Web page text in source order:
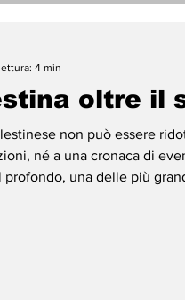
Tradizioni
Diritti Umani
oltre il
non può essere
né a una cronaca di
profondo, una delle più
4 min